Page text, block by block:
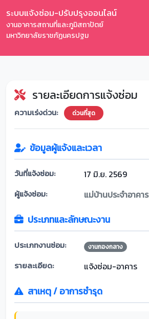
ระบบแจ้งซ่อม-ปรับปรุงออนไลน์
งานอาคารสถานที่และภูมิสถาปัตย์
มหาวิทยาลัยราชภัฏนครปฐม
รายละเอียดการแจ้งซ่อม
ความเร่งด่วน: ด่วนที่สุด
ข้อมูลผู้แจ้งและเวลา
วันที่แจ้งซ่อม: 17 มิ.ย. 2569
ผู้แจ้งซ่อม: แม่บ้านประจำอาคาร
ประเภทและลักษณะงาน
ประเภทงานซ่อม: งานกองกลาง
รายละเอียด: แจ้งซ่อม-อาคาร
สาเหตุ / อาการชำรุด